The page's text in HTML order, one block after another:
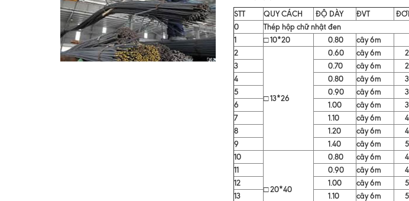
STT
QUY CÁCH ĐỘ DÀY ĐVT
0
Thép hộp chữ nhật đen
1
□ 10*20 0.80 cây 6m
2
□ 13*26
0.60 cây 6m
3
0.70 cây 6m
4
0.80 cây 6m
5
0.90 cây 6m
6
1.00 cây 6m
7
1.10 cây 6m
8
1.20 cây 6m
9
1.40 cây 6m
10
□ 20*40
0.80 cây 6m
11
0.90 cây 6m
12
1.00 cây 6m
13
1.10 cây 6m